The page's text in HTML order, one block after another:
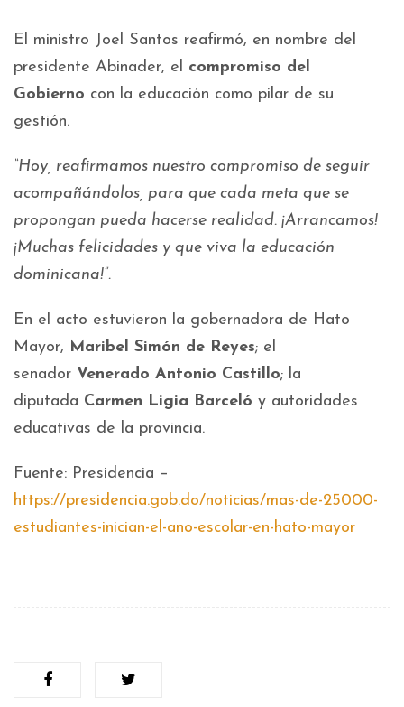
El ministro Joel Santos reafirmó, en nombre del
presidente Abinader, el compromiso del
Gobierno con la educación como pilar de su
gestión.
“Hoy, reafirmamos nuestro compromiso de seguir
acompañándolos, para que cada meta que se
propongan pueda hacerse realidad. ¡Arrancamos!
¡Muchas felicidades y que viva la educación
dominicana!”.
En el acto estuvieron la gobernadora de Hato
Mayor, Maribel Simón de Reyes; el
senador Venerado Antonio Castillo; la
diputada Carmen Ligia Barceló y autoridades
educativas de la provincia.
Fuente: Presidencia –
https://presidencia.gob.do/noticias/mas-de-25000-
estudiantes-inician-el-ano-escolar-en-hato-mayor